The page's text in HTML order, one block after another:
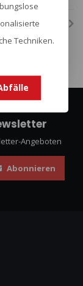
Angeboten
Abonnieren
Techniken.